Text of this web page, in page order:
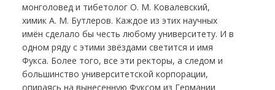
монголовед и тибетолог О. М. Ковалевский,
химик А. М. Бутлеров. Каждое из этих научных
имён сделало бы честь любому университету. И в
одном ряду с этими звёздами светится и имя
Фукса. Более того, все эти ректоры, а следом и
большинство университетской корпорации,
опираясь на вынесенную Фуксом из Германии